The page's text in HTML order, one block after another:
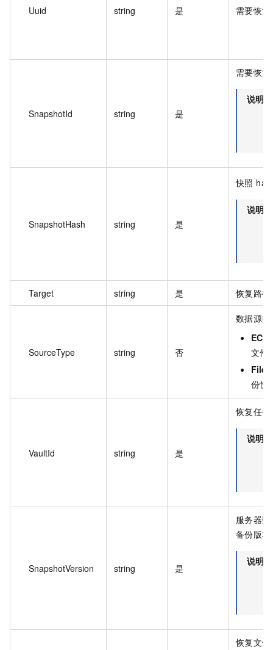
Uuid string 是 需要恢
SnapshotId string 是
需要恢
说明
SnapshotHash string 是
快照
说明
Target string 是 恢复路径
SourceType string 否
数据源
文件
File
份快
VaultId string 是
恢复任
说明
SnapshotVersion string 是
服务器
备份版
说明
恢复文